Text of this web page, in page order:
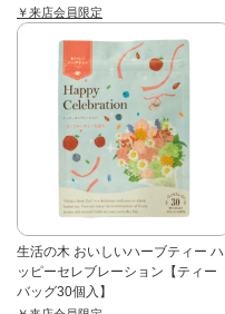
￥来店会員限定
生活の木 おいしいハーブティー ハ
ッピーセレブレーション【ティー
バッグ30個入】